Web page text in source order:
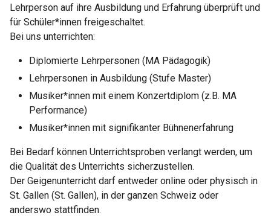
Lehrperson auf ihre Ausbildung und Erfahrung überprüft und
für Schüler*innen freigeschaltet.
Bei uns unterrichten:
Diplomierte Lehrpersonen (MA Pädagogik)
Lehrpersonen in Ausbildung (Stufe Master)
Musiker*innen mit einem Konzertdiplom (z.B. MA
Performance)
Musiker*innen mit signifikanter Bühnenerfahrung
Bei Bedarf können Unterrichtsproben verlangt werden, um
die Qualität des Unterrichts sicherzustellen.
Der Geigenunterricht darf entweder online oder physisch in
St. Gallen (St. Gallen), in der ganzen Schweiz oder
anderswo stattfinden.